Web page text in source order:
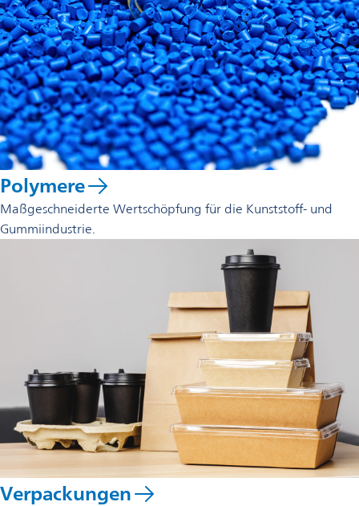
Polymere
Maßgeschneiderte Wertschöpfung für die Kunststoff- und
Gummiindustrie.
Verpackungen